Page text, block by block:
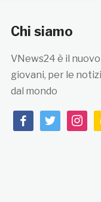
Chi siamo
VNews24 è il
giovani, per le
dal mondo
facebooktwitter